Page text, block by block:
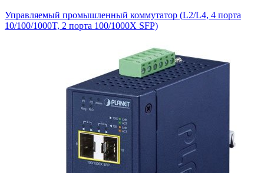
Управляемый промышленный коммутатор (L2/L4, 4 порта
10/100/1000T, 2 порта 100/1000X SFP)